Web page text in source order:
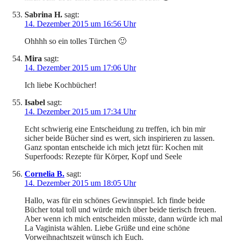
Sabrina H. sagt:
14. Dezember 2015 um 16:56 Uhr
Ohhhh so ein tolles Türchen 🙂
Mira sagt:
14. Dezember 2015 um 17:06 Uhr
Ich liebe Kochbücher!
Isabel sagt:
14. Dezember 2015 um 17:34 Uhr
Echt schwierig eine Entscheidung zu treffen, ich bin mir
sicher beide Bücher sind es wert, sich inspirieren zu lassen.
Ganz spontan entscheide ich mich jetzt für: Kochen mit
Superfoods: Rezepte für Körper, Kopf und Seele
Cornelia B. sagt:
14. Dezember 2015 um 18:05 Uhr
Hallo, was für ein schönes Gewinnspiel. Ich finde beide
Bücher total toll und würde mich über beide tierisch freuen.
Aber wenn ich mich entscheiden müsste, dann würde ich mal
La Vaginista wählen. Liebe Grüße und eine schöne
Vorweihnachtszeit wünsch ich Euch.